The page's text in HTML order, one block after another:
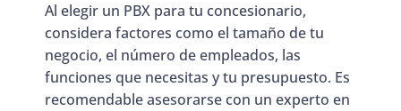
Al elegir un PBX para tu concesionario,
considera factores como el tamaño de tu
negocio, el número de empleados, las
funciones que necesitas y tu presupuesto. Es
recomendable asesorarse con un experto en